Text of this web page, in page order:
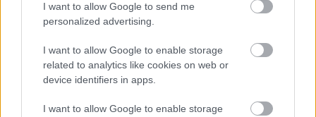
I want to allow Google to send me
personalized advertising.
I want to allow Google to enable storage
related to analytics like cookies on web or
device identifiers in apps.
I want to allow Google to enable storage